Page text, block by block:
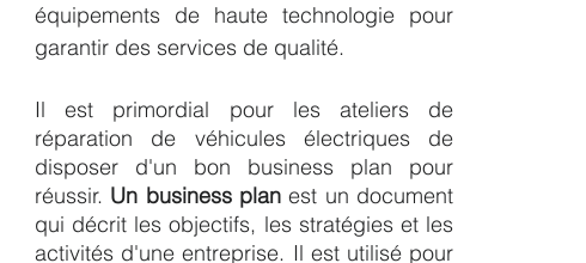
équipements de haute technologie pour
garantir des services de qualité.
Il est primordial pour les ateliers de
réparation de véhicules électriques de
disposer d'un bon business plan pour
réussir. Un business plan est un document
qui décrit les objectifs, les stratégies et les
activités d'une entreprise. Il est utilisé pour